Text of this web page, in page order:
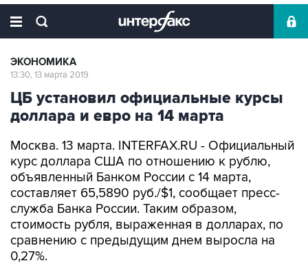
ЭКОНОМИКА
13:30, 13 марта 2019
ЦБ установил официальные курсы
доллара и евро на 14 марта
Москва. 13 марта. INTERFAX.RU - Официальный
курс доллара США по отношению к рублю,
объявленный Банком России с 14 марта,
составляет 65,5890 руб./$1, сообщает пресс-
служба Банка России. Таким образом,
стоимость рубля, выраженная в долларах, по
сравнению с предыдущим днем выросла на
0,27%.